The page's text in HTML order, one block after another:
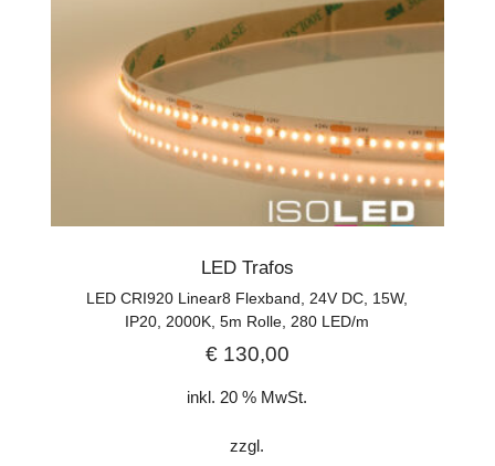
LED Trafos
LED CRI920 Linear8 Flexband, 24V DC, 15W,
IP20, 2000K, 5m Rolle, 280 LED/m
€130,00
inkl. 20 % MwSt.
zzgl.